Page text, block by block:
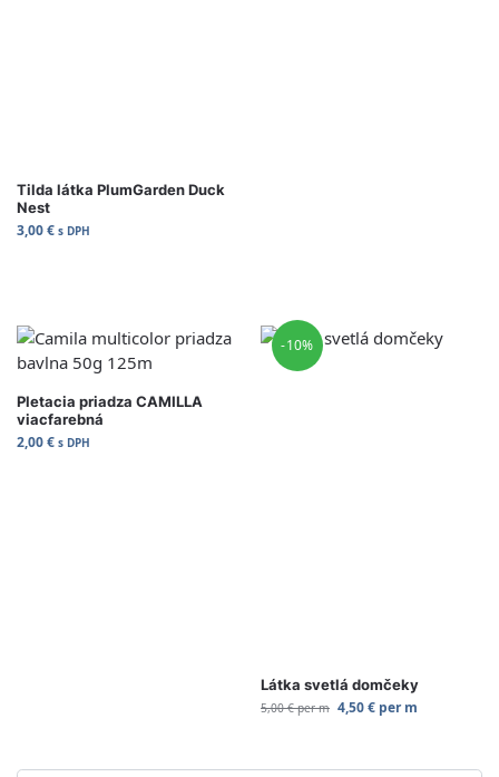
Tilda látka PlumGarden Duck
Nest
3,00€ s DPH
Pletacia priadza CAMILLA
viacfarebná
2,00€ s DPH
-10%
Látka svetlá domčeky
5,00€per m 4,50€ per m